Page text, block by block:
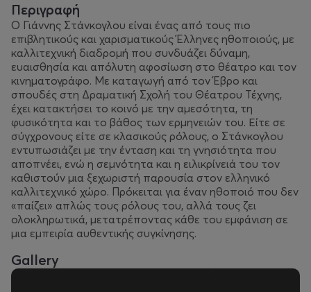
Περιγραφή
Ο Γιάννης Στάνκογλου είναι ένας από τους πιο
επιβλητικούς και χαρισματικούς Έλληνες ηθοποιούς, με
καλλιτεχνική διαδρομή που συνδυάζει δύναμη,
ευαισθησία και απόλυτη αφοσίωση στο θέατρο και τον
κινηματογράφο. Με καταγωγή από τον Έβρο και
σπουδές στη Δραματική Σχολή του Θέατρου Τέχνης,
έχει κατακτήσει το κοινό με την αμεσότητα, τη
φυσικότητα και το βάθος των ερμηνειών του. Είτε σε
σύγχρονους είτε σε κλασικούς ρόλους, ο Στάνκογλου
εντυπωσιάζει με την ένταση και τη γνησιότητα που
αποπνέει, ενώ η σεμνότητα και η ειλικρίνειά του τον
καθιστούν μια ξεχωριστή παρουσία στον ελληνικό
καλλιτεχνικό χώρο. Πρόκειται για έναν ηθοποιό που δεν
«παίζει» απλώς τους ρόλους του, αλλά τους ζει
ολοκληρωτικά, μετατρέποντας κάθε του εμφάνιση σε
μια εμπειρία αυθεντικής συγκίνησης.
Gallery